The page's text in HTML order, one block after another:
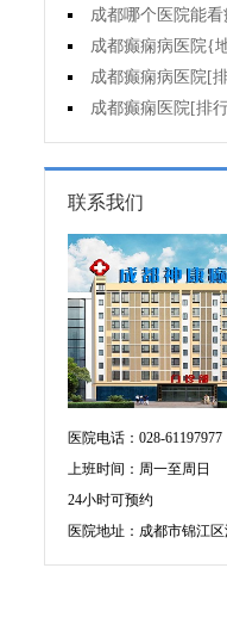
痫的孩子能正常上学
成都哪个医院能
护理有哪些?
成都癫痫病医院{
能预防癫痫发作吗?
成都癫痫病医院[
儿童癫痫?
成都癫痫医院[排
要注意些什么
联系我们
医院电话：028-61197977
上班时间：周一至周日
24小时可预约
医院地址：成都市锦江